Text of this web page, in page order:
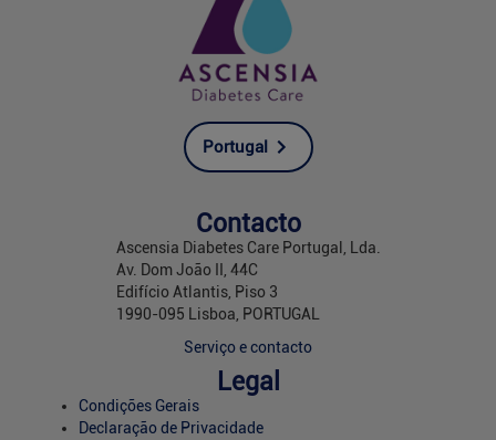
Portugal
Contacto
Ascensia Diabetes Care Portugal, Lda.
Av. Dom João II, 44C
Edifício Atlantis, Piso 3
1990-095 Lisboa, PORTUGAL
Serviço e contacto
Legal
Condições Gerais
Declaração de Privacidade